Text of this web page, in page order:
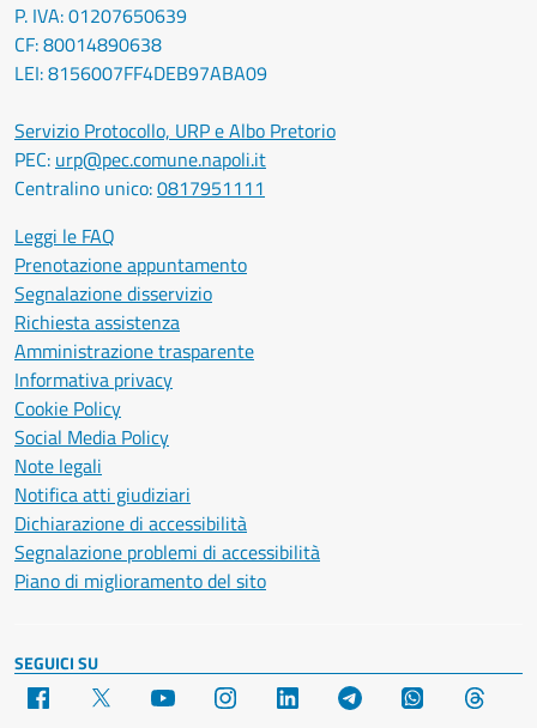
P. IVA: 01207650639
CF: 80014890638
LEI: 8156007FF4DEB97ABA09
Servizio Protocollo, URP e Albo Pretorio
PEC: urp@pec.comune.napoli.it
Centralino unico:0817951111
Leggi le FAQ
Prenotazione appuntamento
Segnalazione disservizio
Richiesta assistenza
Amministrazione trasparente
Informativa privacy
Cookie Policy
Social Media Policy
Note legali
Notifica atti giudiziari
Dichiarazione di accessibilità
Segnalazione problemi di accessibilità
Piano di miglioramento del sito
SEGUICI SU
Facebook YouTube Instagram LinkedIn Telegram WhatsApp